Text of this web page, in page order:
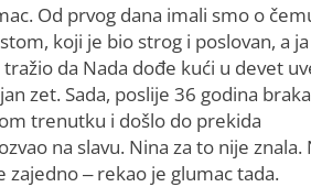
Od prvog dana imali smo o
koji je bio strog i poslovan, a ja
da Nada dođe kući u devet
zet. Sada, poslije 36 godina
trenutku i došlo do prekida
na slavu. Nina za to nije znala.
zajedno – rekao je glumac tada.